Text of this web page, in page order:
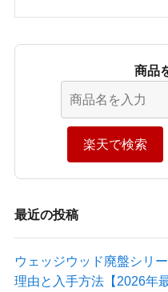
商品
楽天で検索
最近の投稿
ウェッジウッド廃盤シリ
理由と入手方法【2026年最